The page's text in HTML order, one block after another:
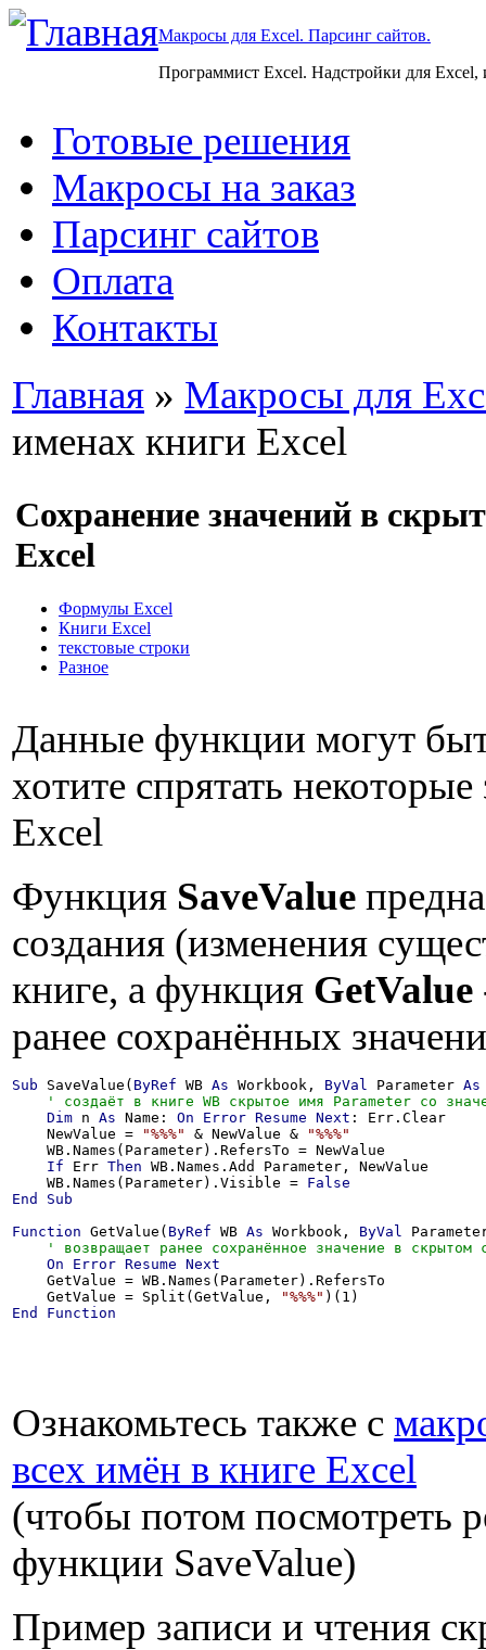
Макросы для Excel. Парсинг сайтов.
Программист Excel. Надстройки для Excel,
Готовые решения
Макросы на заказ
Парсинг сайтов
Оплата
Контакты
Главная » Макросы для
именах книги Excel
Сохранение значений в
Excel
Формулы Excel
Книги Excel
текстовые строки
Разное
Данные функции могут
хотите спрятать
Excel
Функция SaveValue
создания (изменения
книге, а функция GetValue
ранее сохранённых
Sub SaveValue( ByRef WB As Workbook, ByVal Parameter As
Dim n As Name: On Error Resume Next : Err.Clear
    NewValue =
"%%%" & NewValue &
"%%%"
    WB.Names(Parameter).RefersTo = NewValue
If Err Then WB.Names.Add Parameter, NewValue
    WB.Names(Parameter).Visible =
False
End
Sub
Function GetValue( ByRef WB As Workbook, ByVal
On
Error Resume Next
    GetValue = WB.Names(Parameter).RefersTo
    GetValue = Split(GetValue,
"%%%"
End
Function
Ознакомьтесь также с
всех имён в книге Excel
(чтобы потом посмотреть
функции SaveValue)
Пример записи и чтения